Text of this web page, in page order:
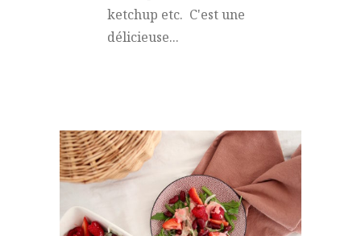
ketchup etc. C'est une
délicieuse...